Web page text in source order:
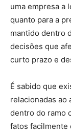
uma empresa a
quanto para a
mantido dentro
decisões que
curto prazo e
É sabido que
relacionadas ao
dentro do ramo
fatos facilmente